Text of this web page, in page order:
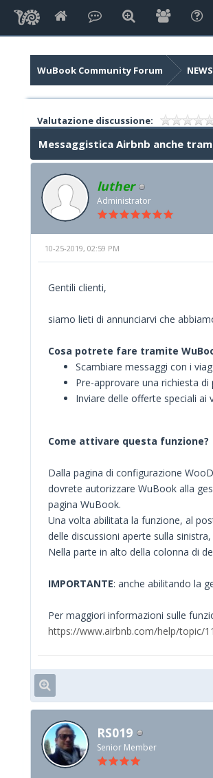
WuBook Community Forum NEWS
Valutazione discussione:
Messaggistica Airbnb anche
luther
Administrator
10-25-2019, 02:59 PM
Gentili clienti,
siamo lieti di annunciarvi che
Cosa potrete fare tramite
Scambiare messaggi con i
Pre-approvare una richiesta
Inviare delle offerte speciali ai
Come attivare questa funzione?
Dalla pagina di configurazione
dovrete autorizzare WuBook alla
pagina WuBook.
Una volta abilitata la funzione, al
delle discussioni aperte sulla
Nella parte in alto della colonna di
IMPORTANTE: anche abilitando la
Per maggiori informazioni sulle
https://www.airbnb.com/help/topic/
RS019
Senior Member